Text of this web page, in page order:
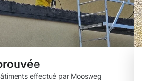
effectué par Moosweg